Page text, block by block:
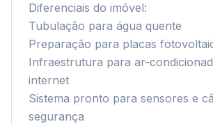
Diferenciais do imóvel:
Tubulação para água quente
Preparação para placas
Infraestrutura para ar-
internet
Sistema pronto para sensores e
segurança